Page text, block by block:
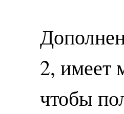
2, имеет
чтобы